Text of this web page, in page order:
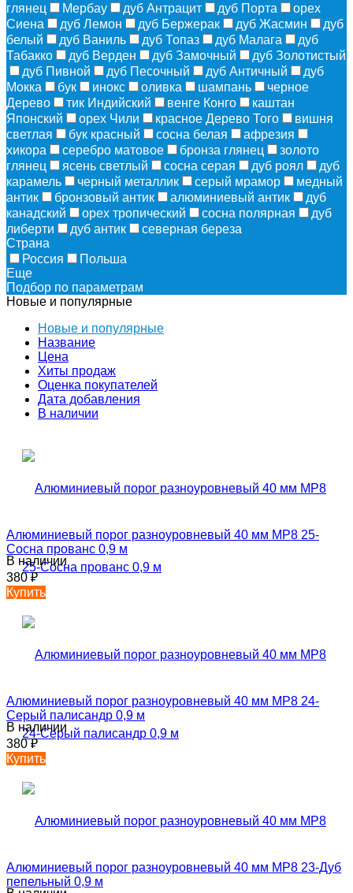
глянец
Мербау дуб Антрацит дуб Порта
орех
Сиена
дуб Лемон дуб Бержерак дуб Жасмин
дуб
белый
дуб Ваниль дуб Топаз дуб Малага
дуб
Табакко
дуб Верден дуб Замочный
дуб Золотистый
дуб Пивной
дуб Песочный дуб Античный
дуб
Мокка
бук инокс оливка шампань
черное
Дерево
тик Индийский венге Конго
каштан
Японский
орех Чили красное Дерево Того
вишня
светлая
бук красный сосна белая
афрезия
хикора
серебро матовое бронза глянец
золото
глянец
ясень светлый сосна серая дуб роял
дуб
карамель
черный металлик серый мрамор
медный
антик
бронзовый антик алюминиевый антик
дуб
канадский
орех тропический сосна полярная
дуб
либерти
дуб антик
северная береза
Страна
Россия
Польша
Еще
Подбор по параметрам
Новые и популярные
Новые и популярные
Название
Цена
Хиты продаж
Оценка покупателей
Дата добавления
В наличии
Алюминиевый порог разноуровневый 40 мм MP8 25-
Сосна прованс 0,9 м
В наличии
380₽
Купить
Алюминиевый порог разноуровневый 40 мм MP8 24-
Серый палисандр 0,9 м
В наличии
380₽
Купить
Алюминиевый порог разноуровневый 40 мм MP8 23-Дуб
пепельный 0,9 м